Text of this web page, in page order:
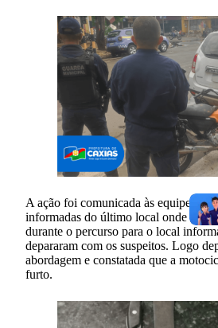
A ação foi comunicada às equipes
informadas do último local onde os
durante o percurso para o local
depararam com os suspeitos. Logo
abordagem e constatada que a
furto.